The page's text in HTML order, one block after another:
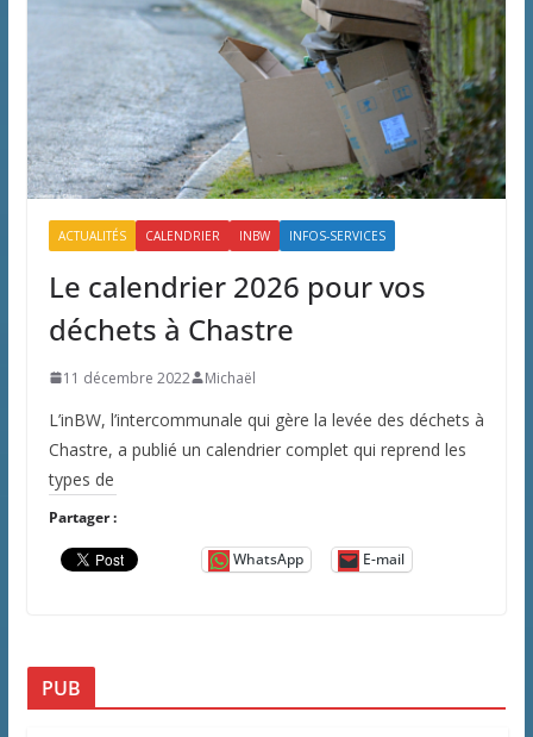
ACTUALITÉS CALENDRIER INBW INFOS-SERVICES
Le calendrier 2026 pour vos
déchets à Chastre
11 décembre 2022 Michaël
L’inBW, l’intercommunale qui gère la levée des déchets à
Chastre, a publié un calendrier complet qui reprend les
types de
Partager :
WhatsApp E-mail
PUB